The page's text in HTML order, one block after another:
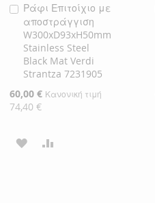
Ράφι Επιτοίχιο με
αποστράγγιση
W300xD93xH50mm
Stainless Steel
Black Mat Verdi
Strantza 7231905
Ειδική
Τιμή
60,00 € Κανονική τιμή
74,40 €
Προσθήκη
στο
Καλάθι
ΠΡΟΣΘΉΚΗ